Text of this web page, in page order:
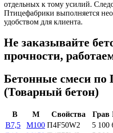
отдельных к тому усилий.
Птицефабрики выполняется
удобством для клиента.
Не заказывайте
прочности,
Бетонные смеси по
(Товарный бетон)
В М Свойства Грав
B7,5
М100 П4F50W2 5 100